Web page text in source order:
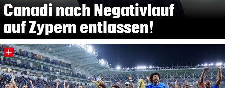
Canadi nach Negativlauf
auf Zypern entlassen!